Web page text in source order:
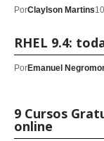
PorClaylson Martins
RHEL 9.4:
PorEmanuel
9 Cursos
online